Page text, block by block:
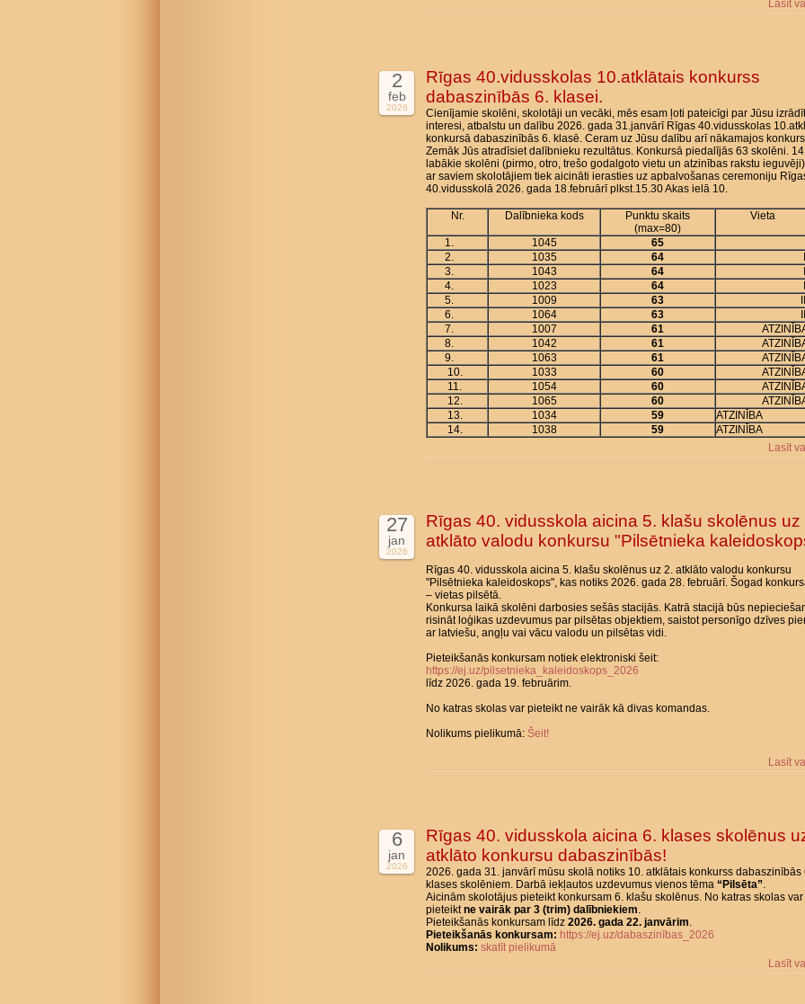
Lasīt
2
feb
2026
Rīgas 40.vidusskolas 10.atklātais konkurss
dabaszinībās 6. klasei.
Cienījamie skolēni, skolotāji un vecāki, mēs esam ļoti pateicīgi par Jūsu
interesi, atbalstu un dalību 2026. gada 31.janvārī Rīgas 40.vidusskolas
konkursā dabaszinībās 6. klasē. Ceram uz Jūsu dalību arī nākamajos
Zemāk Jūs atradīsiet dalībnieku rezultātus. Konkursā piedalījās 63 skolēni. 14
labākie skolēni (pirmo, otro, trešo godalgoto vietu un atzinības rakstu
ar saviem skolotājiem tiek aicināti ierasties uz apbalvošanas ceremoniju
40.vidusskolā 2026. gada 18.februārī plkst.15.30 Akas ielā 10.
Nr. Dalībnieka kods
Punktu skaits
(max=80)
Vieta
1. 1045
65
2.
1035 64
3.
1043 64
4.
1023 64
5.
1009 63
6.
1064 63
7.
1007 61
8.
1042 61
9.
1063 61
10.
1033 60
11.
1054 60
12.
1065 60
13.
1034 59
ATZINĪBA
14.
1038 59
ATZINĪBA
Lasīt
27
jan
2026
Rīgas 40. vidusskola aicina 5. klašu skolēnus uz
atklāto valodu konkursu "Pilsētnieka
Rīgas 40. vidusskola aicina 5. klašu skolēnus uz 2. atklāto valodu konkursu
"Pilsētnieka kaleidoskops", kas notiks 2026. gada 28. februārī. Šogad
– vietas pilsētā.
Konkursa laikā skolēni darbosies sešās stacijās. Katrā stacijā būs
risināt loģikas uzdevumus par pilsētas objektiem, saistot personīgo dzīves
ar latviešu, angļu vai vācu valodu un pilsētas vidi.
Pieteikšanās konkursam notiek elektroniski šeit:
https://ej.uz/pilsetnieka_kaleidoskops_2026
līdz 2026. gada 19. februārim.
No katras skolas var pieteikt ne vairāk kā divas komandas.
Nolikums pielikumā: Šeit!
Lasīt
6
jan
2026
Rīgas 40. vidusskola aicina 6. klases skolēnus
atklāto konkursu dabaszinībās!
2026. gada 31. janvārī mūsu skolā notiks 10. atklātais konkurss dabaszinībās
klases skolēniem. Darbā iekļautos uzdevumus vienos tēma “Pilsēta”.
Aicinām skolotājus pieteikt konkursam 6. klašu skolēnus. No katras skolas var
pieteiktne vairāk par 3 (trim) dalībniekiem.
Pieteikšanās konkursam līdz 2026. gada 22. janvārim.
Pieteikšanās konkursam: https://ej.uz/dabaszinības_2026
Nolikums: skatīt pielikumā
Lasīt